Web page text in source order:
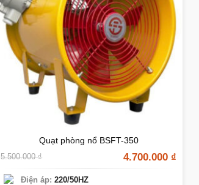
Quạt phòng nổ BSFT-350
5.500.000₫ 4.700.000 ₫
Điện áp: 220/50HZ